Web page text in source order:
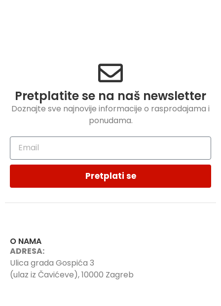
Pretplatite se na naš newsletter
Doznajte sve najnovije informacije o rasprodajama i
ponudama.
Pretplati se
O NAMA
ADRESA:
Ulica grada Gospića 3
(ulaz iz Čavićeve), 10000 Zagreb